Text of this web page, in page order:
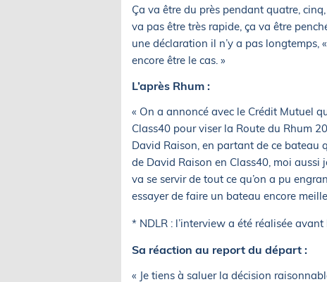
Ça va être du près pendant quatre,
va pas être très rapide, ça va être
une déclaration il n’y a pas longtemps,
encore être le cas. »
L’après Rhum :
« On a annoncé avec le Crédit Mutuel
Class40 pour viser la Route du Rhum
David Raison, en partant de ce bateau
de David Raison en Class40, moi aussi
va se servir de tout ce qu’on a pu
essayer de faire un bateau encore
* NDLR : l’interview a été réalisée
Sa réaction au report du départ :
« Je tiens à saluer la décision